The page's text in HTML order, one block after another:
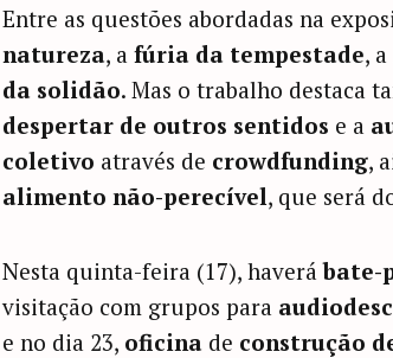
Entre as questões abordadas na
natureza, a fúria da tempestade, a
da solidão. Mas o trabalho destaca
despertar de outros sentidos e a
coletivo através de crowdfunding,
alimento não-perecível, que será
Nesta quinta-feira (17), haverábate-
visitação com grupos para
e no dia 23, oficinade construção